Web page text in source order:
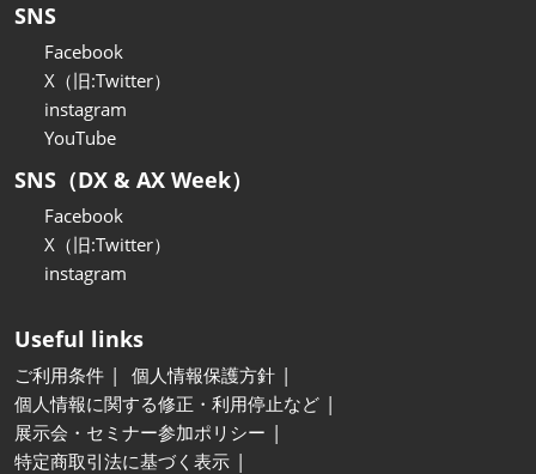
SNS
Facebook
X（旧:Twitter）
instagram
YouTube
SNS（DX & AX Week）
Facebook
X（旧:Twitter）
instagram
Useful links
ご利用条件
個人情報保護方針
個人情報に関する修正・利用停止など
展示会・セミナー参加ポリシー
特定商取引法に基づく表示